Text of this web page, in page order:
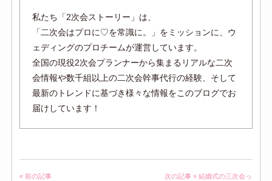
私たち「2次会ストーリー」は、
「二次会はプロに♡を常識に。」をミッションに、ウ
ェディングのプロチームが運営しています。
全国の現役2次会プランナーから集まるリアルな二次
会情報や数千組以上の二次会幹事代行の経験、そして
最新のトレンドに基づき様々な情報をこのブログでお
届けしています！
« 前の記事 次の記事 »結婚式の三次会っ